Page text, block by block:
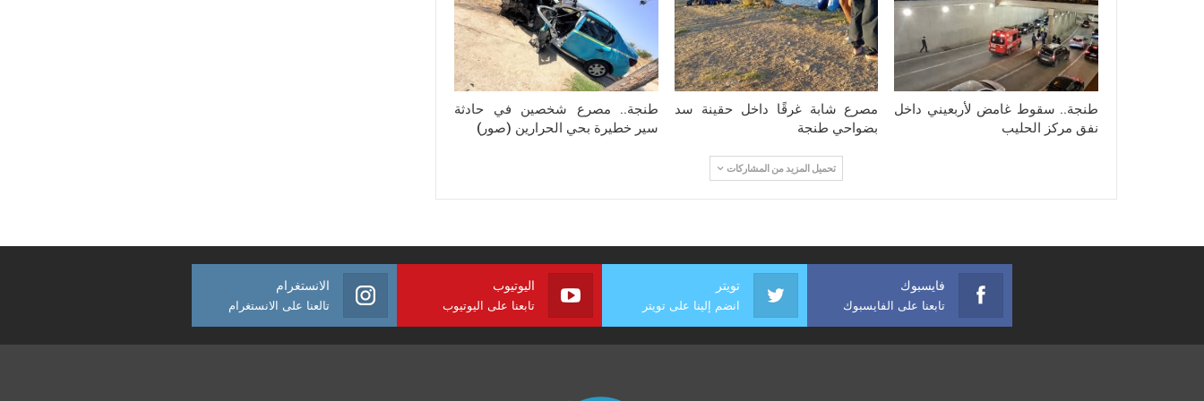
طنجة.. سقوط غامض لأربعيني داخل
نفق مركز الحليب
مصرع شابة غرقًا داخل حقينة سد
بضواحي طنجة
طنجة.. مصرع شخصين في حادثة
سير خطيرة بحي الحرارين (صور)
تحميل المزيد من المشاركات
فايسبوك
تابعنا على الفايسبوك
تويتر
انضم إلينا على تويتر
اليوتيوب
تابعنا على اليوتيوب
الانستغرام
تالعنا على الانستغرام